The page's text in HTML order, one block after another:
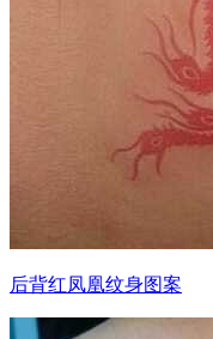
后背红凤凰纹身图案